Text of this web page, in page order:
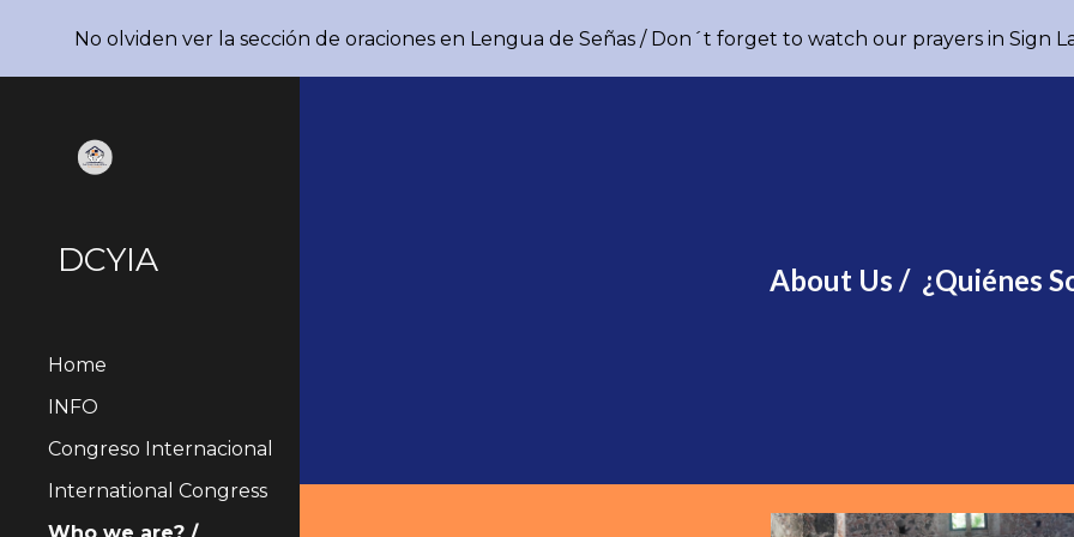
Skip to main content Skip to
No olviden ver la sección de oraciones en Lengua de Señas / Don´t forget to watch our prayers in Sign
DCYIA
Home
INFO
Congreso Internacional
International Congress
About Us / ¿Quiénes